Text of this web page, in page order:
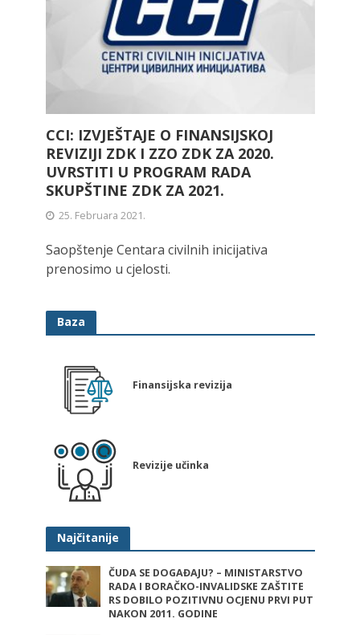
CCI: IZVJEŠTAJE O FINANSIJSKOJ
REVIZIJI ZDK I ZZO ZDK ZA 2020.
UVRSTITI U PROGRAM RADA
SKUPŠTINE ZDK ZA 2021.
25. Februara 2021.
Saopštenje Centara civilnih inicijativa
prenosimo u cjelosti.
Baza
Finansijska revizija
Revizije učinka
Najčitanije
ČUDA SE DOGAĐAJU? – MINISTARSTVO
RADA I BORAČKO-INVALIDSKE ZAŠTITE
RS DOBILO POZITIVNU OCJENU PRVI PUT
NAKON 2011. GODINE